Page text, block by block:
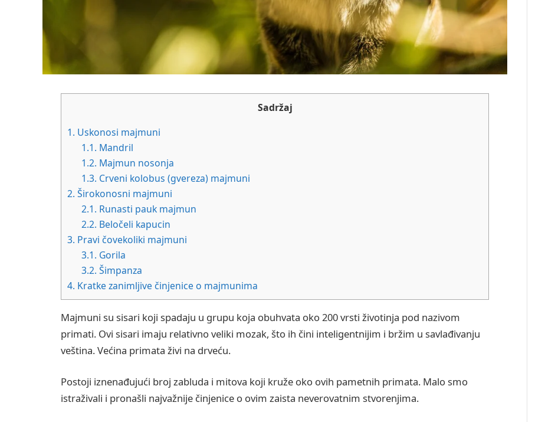
Sadržaj
1. Uskonosi majmuni
1.1. Mandril
1.2. Majmun nosonja
1.3. Crveni kolobus (gvereza) majmuni
2. Širokonosni majmuni
2.1. Runasti pauk majmun
2.2. Beločeli kapucin
3. Pravi čovekoliki majmuni
3.1. Gorila
3.2. Šimpanza
4. Kratke zanimljive činjenice o majmunima
Majmuni su sisari koji spadaju u grupu koja obuhvata oko 200 vrsti životinja pod nazivom
primati. Ovi sisari imaju relativno veliki mozak, što ih čini inteligentnijim i bržim u savlađivanju
veština. Većina primata živi na drveću.
Postoji iznenađujući broj zabluda i mitova koji kruže oko ovih pametnih primata. Malo smo
istraživali i pronašli najvažnije činjenice o ovim zaista neverovatnim stvorenjima.